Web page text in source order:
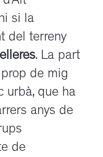
si la
del terreny
. La part
de mig
urbà, que ha
anys de
de